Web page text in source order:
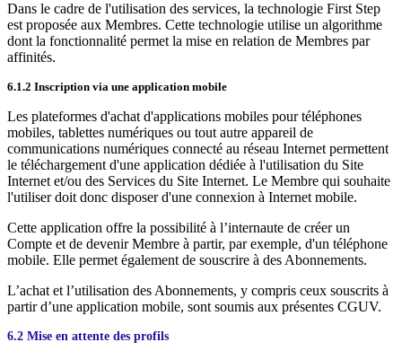
Dans le cadre de l'utilisation des services, la technologie First Step
est proposée aux Membres. Cette technologie utilise un algorithme
dont la fonctionnalité permet la mise en relation de Membres par
affinités.
6.1.2 Inscription via une application mobile
Les plateformes d'achat d'applications mobiles pour téléphones
mobiles, tablettes numériques ou tout autre appareil de
communications numériques connecté au réseau Internet permettent
le téléchargement d'une application dédiée à l'utilisation du Site
Internet et/ou des Services du Site Internet. Le Membre qui souhaite
l'utiliser doit donc disposer d'une connexion à Internet mobile.
Cette application offre la possibilité à l’internaute de créer un
Compte et de devenir Membre à partir, par exemple, d'un téléphone
mobile. Elle permet également de souscrire à des Abonnements.
L’achat et l’utilisation des Abonnements, y compris ceux souscrits à
partir d’une application mobile, sont soumis aux présentes CGUV.
6.2 Mise en attente des profils